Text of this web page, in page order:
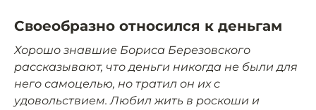
Своеобразно относился к деньгам
Хорошо знавшие Бориса Березовского
рассказывают, что деньги никогда не были для
него самоцелью, но тратил он их с
удовольствием. Любил жить в роскоши и